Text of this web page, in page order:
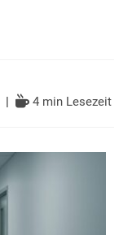
4 min Lesezeit